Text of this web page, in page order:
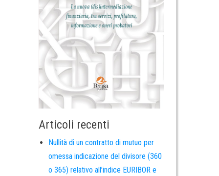
Articoli recenti
Nullità di un contratto di mutuo per
omessa indicazione del divisore (360
o 365) relativo all’indice EURIBOR e